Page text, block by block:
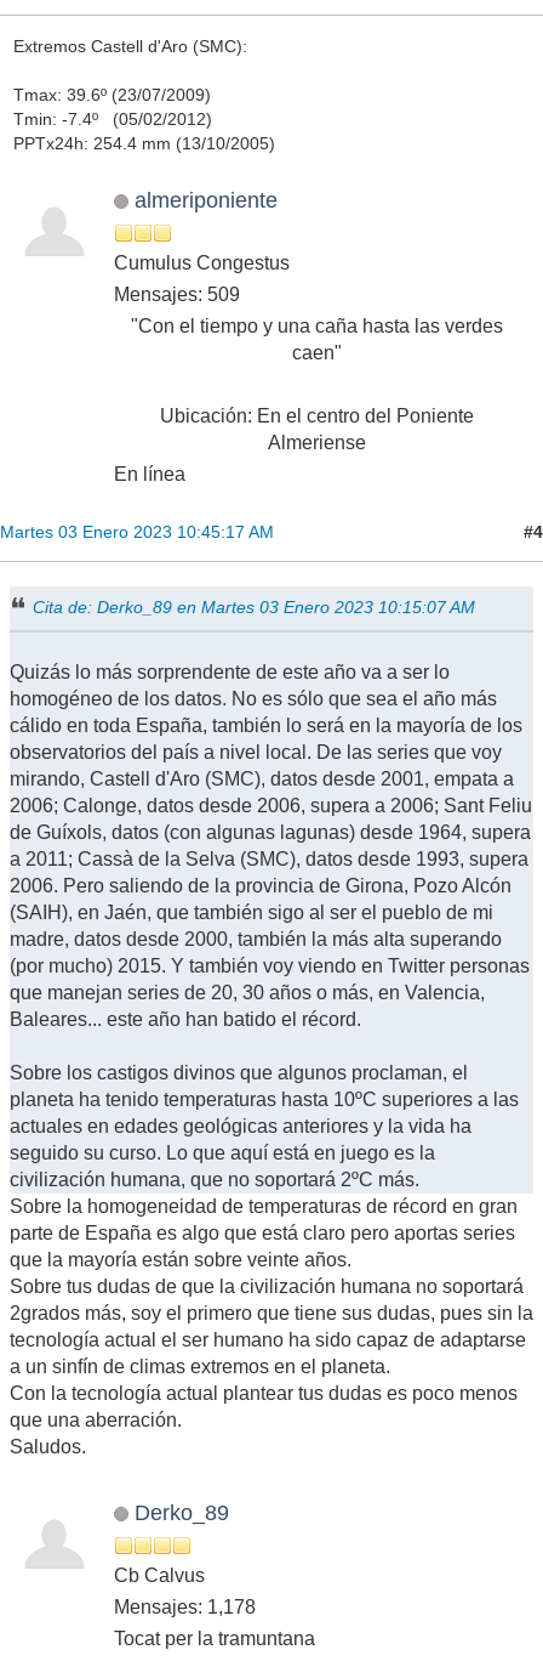
Extremos Castell d'Aro (SMC):
Tmax: 39.6º (23/07/2009)
Tmin: -7.4º (05/02/2012)
PPTx24h: 254.4 mm (13/10/2005)
almeriponiente
Cumulus Congestus
Mensajes: 509
"Con el tiempo y una caña hasta las verdes
caen"
Ubicación: En el centro del Poniente
Almeriense
En línea
Martes 03 Enero 2023 10:45:17 AM #4
Cita de: Derko_89 en Martes 03 Enero 2023 10:15:07 AM
Quizás lo más sorprendente de este año va a ser lo
homogéneo de los datos. No es sólo que sea el año más
cálido en toda España, también lo será en la mayoría de los
observatorios del país a nivel local. De las series que voy
mirando, Castell d'Aro (SMC), datos desde 2001, empata a
2006; Calonge, datos desde 2006, supera a 2006; Sant Feliu
de Guíxols, datos (con algunas lagunas) desde 1964, supera
a 2011; Cassà de la Selva (SMC), datos desde 1993, supera
2006. Pero saliendo de la provincia de Girona, Pozo Alcón
(SAIH), en Jaén, que también sigo al ser el pueblo de mi
madre, datos desde 2000, también la más alta superando
(por mucho) 2015. Y también voy viendo en Twitter personas
que manejan series de 20, 30 años o más, en Valencia,
Baleares... este año han batido el récord.
Sobre los castigos divinos que algunos proclaman, el
planeta ha tenido temperaturas hasta 10ºC superiores a las
actuales en edades geológicas anteriores y la vida ha
seguido su curso. Lo que aquí está en juego es la
civilización humana, que no soportará 2ºC más.
Sobre la homogeneidad de temperaturas de récord en gran
parte de España es algo que está claro pero aportas series
que la mayoría están sobre veinte años.
Sobre tus dudas de que la civilización humana no soportará
2grados más, soy el primero que tiene sus dudas, pues sin la
tecnología actual el ser humano ha sido capaz de adaptarse
a un sinfín de climas extremos en el planeta.
Con la tecnología actual plantear tus dudas es poco menos
que una aberración.
Saludos.
Derko_89
Cb Calvus
Mensajes: 1,178
Tocat per la tramuntana